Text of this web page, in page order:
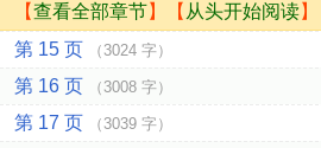
【查看全部章节】【 从头开始阅读】
第 15 页
（3024 字）
第 16 页 （3008 字）
第 17 页 （3039 字）